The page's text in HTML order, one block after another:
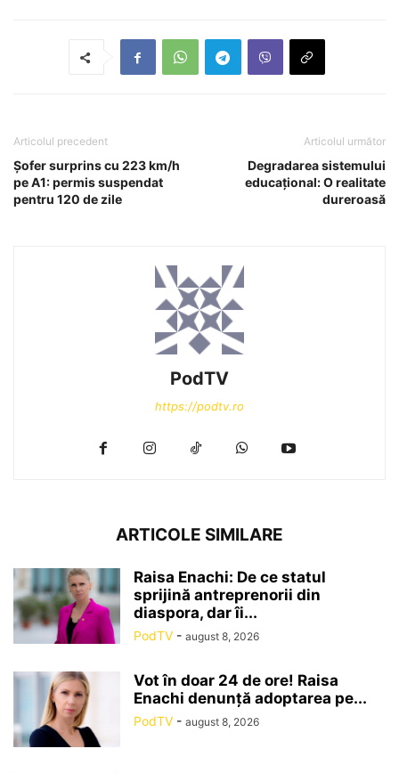
Articolul precedent
Șofer surprins cu 223 km/h
pe A1: permis suspendat
pentru 120 de zile
Articolul următor
Degradarea sistemului
educațional: O realitate
dureroasă
PodTV
https://podtv.ro
ARTICOLE SIMILARE
Raisa Enachi: De ce statul
sprijină antreprenorii din
diaspora, dar îi...
PodTV - august 8, 2026
Vot în doar 24 de ore! Raisa
Enachi denunță adoptarea pe...
PodTV - august 8, 2026